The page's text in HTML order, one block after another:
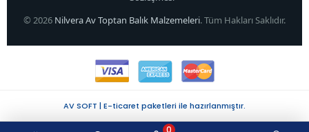
© 2026 Nilvera Av Toptan Balık Malzemeleri. Tüm Hakları Saklıdır.
AV SOFT | E-ticaret paketleri ile hazırlanmıştır.